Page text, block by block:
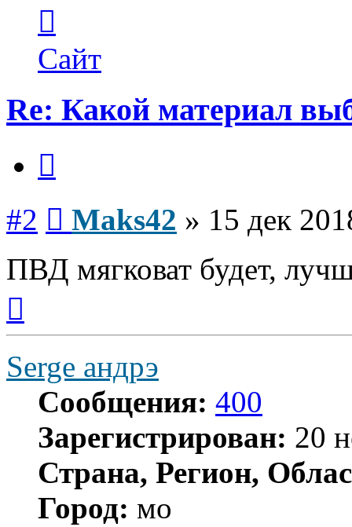
пользователя
Maks42
Сайт
Re: Какой материал
#2 Maks42 » 15 дек
ПВД мягковат будет,
началу
Serge андрэ
Сообщения: 400
Зарегистрирован: 20
Страна, Регион,
Город: мо